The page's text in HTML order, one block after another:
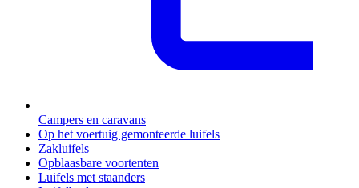
Campers en caravans
Op het voertuig gemonteerde luifels
Zakluifels
Opblaasbare voortenten
Luifels met staanders